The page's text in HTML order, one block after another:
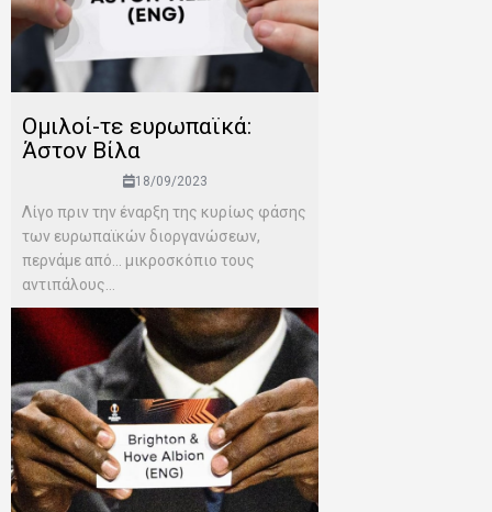
Ομιλοί-τε ευρωπαϊκά:
Άστον Βίλα
18/09/2023
Λίγο πριν την έναρξη της κυρίως φάσης
των ευρωπαϊκών διοργανώσεων,
περνάμε από… μικροσκόπιο τους
αντιπάλους...